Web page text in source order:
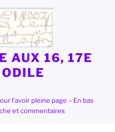
AUX 16, 17E
l'avoir pleine page – En bas
et commentaires